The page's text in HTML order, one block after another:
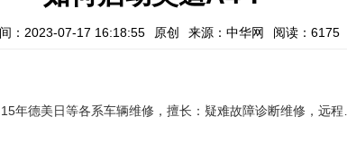
：2023-07-17 16:18:55 原创 来源：中华网 阅读：6175